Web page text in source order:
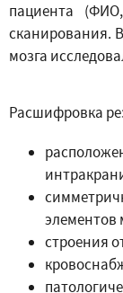
пациента
сканирования.
мозга
Расшифровка
элементов
строения